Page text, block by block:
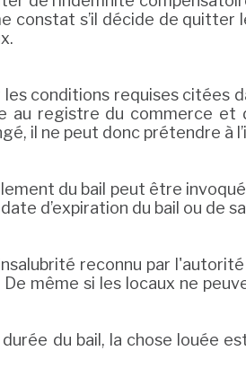
s’il décide de quitter
conditions requises citées
au registre du commerce et
il ne peut donc prétendre à
du bail peut être
d’expiration du bail ou de
reconnu par
même si les locaux ne
durée du bail, la chose louée